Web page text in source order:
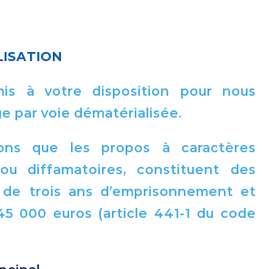
à votre disposition pour nous
par voie dématérialisée.
que les propos à caractères
diffamatoires, constituent des
trois ans d’emprisonnement et
000 euros (article 441-1 du code